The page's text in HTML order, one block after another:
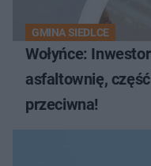
GMINA SIEDLCE
Wołyńce:
asfaltownię,
przeciwna!